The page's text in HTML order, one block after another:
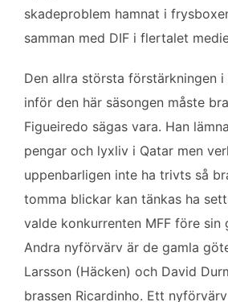
skadeproblem hamnat i
samman med DIF i flertalet
Den allra största förstärkningen
inför den här säsongen måste
Figueiredo sägas vara. Han
pengar och lyxliv i Qatar men
uppenbarligen inte ha trivts så
tomma blickar kan tänkas ha
valde konkurrenten MFF före sin
Andra nyförvärv är de gamla
Larsson (Häcken) och David
brassen Ricardinho. Ett